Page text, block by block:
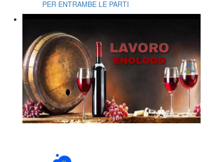
PER ENTRAMBE LE PARTI